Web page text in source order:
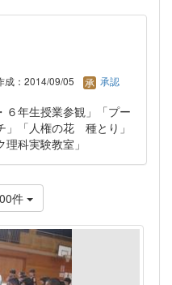
成：2014/09/05
承認
６年生授業参観」「プー
」「人権の花 種とり」
理科実験教室」
件